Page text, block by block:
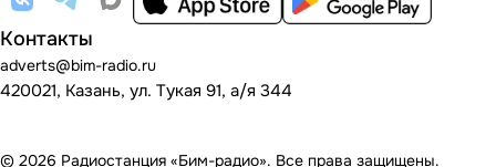
Контакты
adverts@bim-radio.ru
420021, Казань, ул. Тукая 91, а/я 344
© 2026 Радиостанция «Бим-радио». Все права защищены.